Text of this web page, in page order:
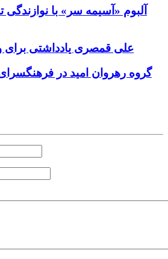
آلبوم «آسیمه سر» با نوازندگی
علی قمصری یادداشتی
گروه رهروان امید در